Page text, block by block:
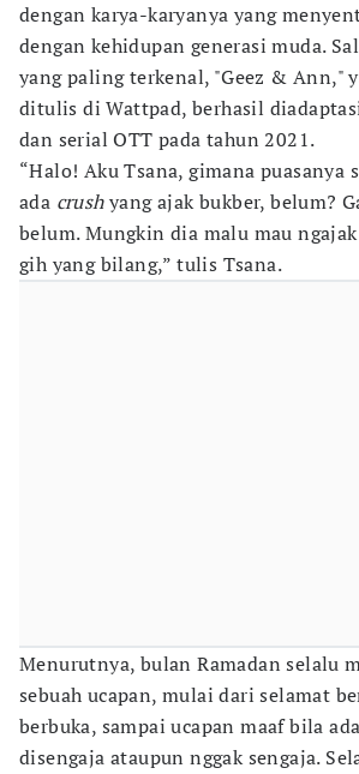
dengan karya-karyanya yang
dengan kehidupan generasi muda.
yang paling terkenal, "Geez & Ann,"
ditulis di Wattpad, berhasil
dan serial OTT pada tahun 2021.
“Halo! Aku Tsana, gimana puasanya
ada crushyang ajak bukber, belum?
belum. Mungkin dia malu mau
gih yang bilang,” tulis Tsana.
Menurutnya, bulan Ramadan selalu
sebuah ucapan, mulai dari selamat
berbuka, sampai ucapan maaf bila
disengaja ataupun nggak sengaja.